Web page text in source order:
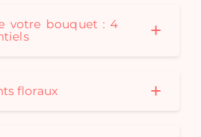
votre bouquet : 4
floraux